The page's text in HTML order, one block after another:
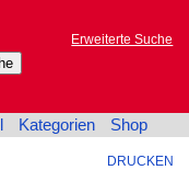
Erweiterte Suche
Kategorien Shop
DRUCKEN